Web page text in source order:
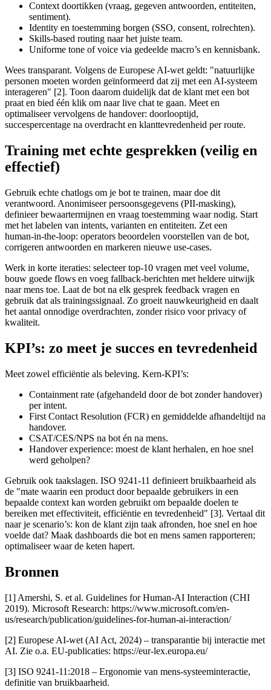
Context doortikken (vraag, gegeven antwoorden, entiteiten,
sentiment).
Identity en toestemming borgen (SSO, consent, rolrechten).
Skills‑based routing naar het juiste team.
Uniforme tone of voice via gedeelde macro’s en kennisbank.
Wees transparant. Volgens de Europese AI‑wet geldt: "natuurlijke
personen moeten worden geïnformeerd dat zij met een AI‑systeem
interageren" [2]. Toon daarom duidelijk dat de klant met een bot
praat en bied één klik om naar live chat te gaan. Meet en
optimaliseer vervolgens de handover: doorlooptijd,
succespercentage na overdracht en klanttevredenheid per route.
Training met echte gesprekken (veilig en
effectief)
Gebruik echte chatlogs om je bot te trainen, maar doe dit
verantwoord. Anonimiseer persoonsgegevens (PII‑masking),
definieer bewaartermijnen en vraag toestemming waar nodig. Start
met het labelen van intents, varianten en entiteiten. Zet een
human‑in‑the‑loop: operators beoordelen voorstellen van de bot,
corrigeren antwoorden en markeren nieuwe use‑cases.
Werk in korte iteraties: selecteer top‑10 vragen met veel volume,
bouw goede flows en voeg fallback‑berichten met heldere uitwijk
naar mens toe. Laat de bot na elk gesprek feedback vragen en
gebruik dat als trainingssignaal. Zo groeit nauwkeurigheid en daalt
het aantal onnodige overdrachten, zonder risico voor privacy of
kwaliteit.
KPI’s: zo meet je succes en tevredenheid
Meet zowel efficiëntie als beleving. Kern‑KPI’s:
Containment rate (afgehandeld door de bot zonder handover)
per intent.
First Contact Resolution (FCR) en gemiddelde afhandeltijd na
handover.
CSAT/CES/NPS na bot én na mens.
Handover experience: moest de klant herhalen, en hoe snel
werd geholpen?
Gebruik ook taakslagen. ISO 9241‑11 definieert bruikbaarheid als
de "mate waarin een product door bepaalde gebruikers in een
bepaalde context kan worden gebruikt om bepaalde doelen te
bereiken met effectiviteit, efficiëntie en tevredenheid" [3]. Vertaal dit
naar je scenario’s: kon de klant zijn taak afronden, hoe snel en hoe
voelde dat? Maak dashboards die bot en mens samen rapporteren;
optimaliseer waar de keten hapert.
Bronnen
[1] Amershi, S. et al. Guidelines for Human‑AI Interaction (CHI
2019). Microsoft Research: https://www.microsoft.com/en-
us/research/publication/guidelines-for-human-ai-interaction/
[2] Europese AI‑wet (AI Act, 2024) – transparantie bij interactie met
AI. Zie o.a. EU‑publicaties: https://eur-lex.europa.eu/
[3] ISO 9241‑11:2018 – Ergonomie van mens‑systeeminteractie,
definitie van bruikbaarheid.